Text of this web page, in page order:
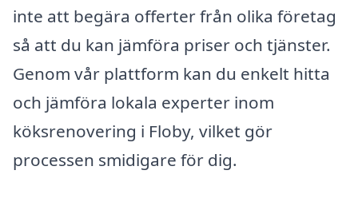
inte att begära offerter från olika företag
så att du kan jämföra priser och tjänster.
Genom vår plattform kan du enkelt hitta
och jämföra lokala experter inom
köksrenovering i Floby, vilket gör
processen smidigare för dig.